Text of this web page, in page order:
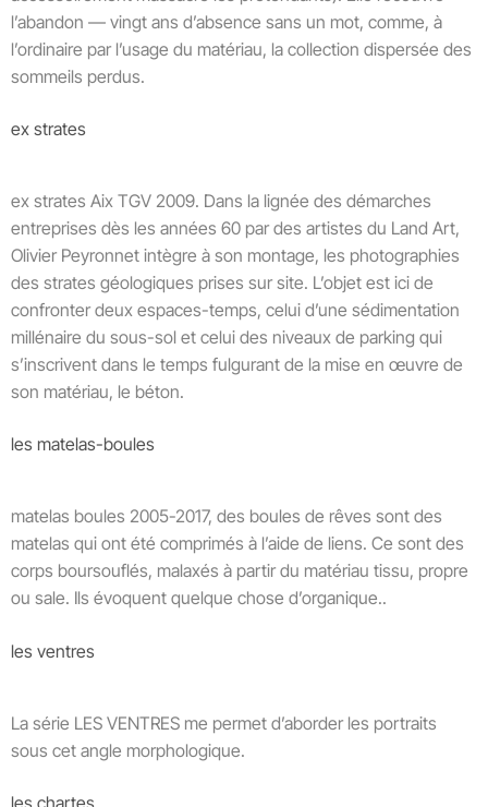
l’abandon — vingt ans d’absence sans un mot, comme, à
l’ordinaire par l’usage du matériau, la collection dispersée des
sommeils perdus.
ex strates
ex strates Aix TGV 2009. Dans la lignée des démarches
entreprises dès les années 60 par des artistes du Land Art,
Olivier Peyronnet intègre à son montage, les photographies
des strates géologiques prises sur site. L’objet est ici de
confronter deux espaces-temps, celui d’une sédimentation
millénaire du sous-sol et celui des niveaux de parking qui
s’inscrivent dans le temps fulgurant de la mise en œuvre de
son matériau, le béton.
les matelas-boules
matelas boules 2005-2017, des boules de rêves sont des
matelas qui ont été comprimés à l’aide de liens. Ce sont des
corps boursouflés, malaxés à partir du matériau tissu, propre
ou sale. Ils évoquent quelque chose d’organique..
les ventres
La série LES VENTRES me permet d’aborder les portraits
sous cet angle morphologique.